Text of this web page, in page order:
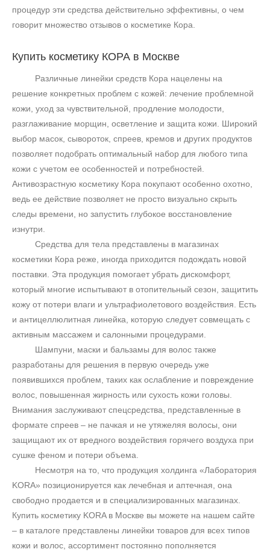
процедур эти средства действительно эффективны, о чем
говорит множество отзывов о косметике Кора.
Купить косметику КОРА в Москве
Различные линейки средств Кора нацелены на
решение конкретных проблем с кожей: лечение проблемной
кожи, уход за чувствительной, продление молодости,
разглаживание морщин, осветление и защита кожи. Широкий
выбор масок, сывороток, спреев, кремов и других продуктов
позволяет подобрать оптимальный набор для любого типа
кожи с учетом ее особенностей и потребностей.
Антивозрастную косметику Кора покупают особенно охотно,
ведь ее действие позволяет не просто визуально скрыть
следы времени, но запустить глубокое восстановление
изнутри.
Средства для тела представлены в магазинах
косметики Кора реже, иногда приходится подождать новой
поставки. Эта продукция помогает убрать дискомфорт,
который многие испытывают в отопительный сезон, защитить
кожу от потери влаги и ультрафиолетового воздействия. Есть
и антицеллюлитная линейка, которую следует совмещать с
активным массажем и салонными процедурами.
Шампуни, маски и бальзамы для волос также
разработаны для решения в первую очередь уже
появившихся проблем, таких как ослабление и повреждение
волос, повышенная жирность или сухость кожи головы.
Внимания заслуживают спецсредства, представленные в
формате спреев – не пачкая и не утяжеляя волосы, они
защищают их от вредного воздействия горячего воздуха при
сушке феном и потери объема.
Несмотря на то, что продукция холдинга «Лаборатория
KORA» позиционируется как лечебная и аптечная, она
свободно продается и в специализированных магазинах.
Купить косметику KORA в Москве вы можете на нашем сайте
– в каталоге представлены линейки товаров для всех типов
кожи и волос, ассортимент постоянно пополняется